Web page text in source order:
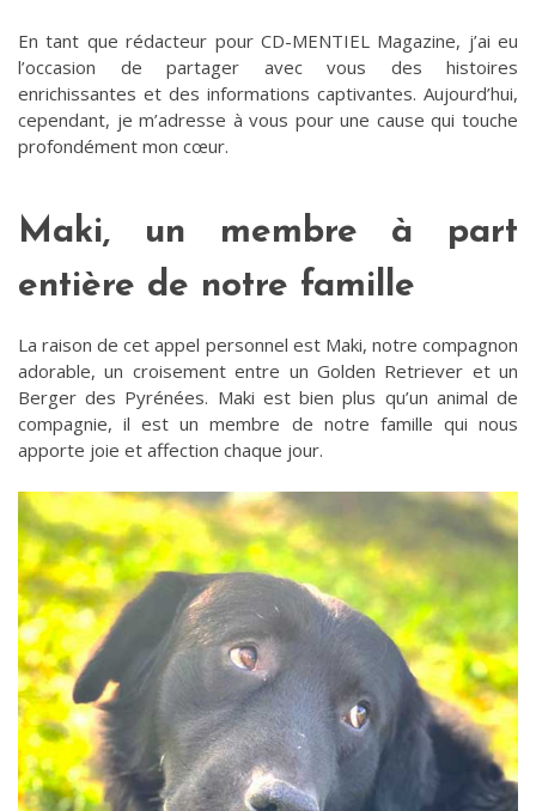
En tant que rédacteur pour CD-MENTIEL Magazine, j’ai eu
l’occasion de partager avec vous des histoires
enrichissantes et des informations captivantes. Aujourd’hui,
cependant, je m’adresse à vous pour une cause qui touche
profondément mon cœur.
Maki, un membre à part
entière de notre famille
La raison de cet appel personnel est Maki, notre compagnon
adorable, un croisement entre un Golden Retriever et un
Berger des Pyrénées. Maki est bien plus qu’un animal de
compagnie, il est un membre de notre famille qui nous
apporte joie et affection chaque jour.